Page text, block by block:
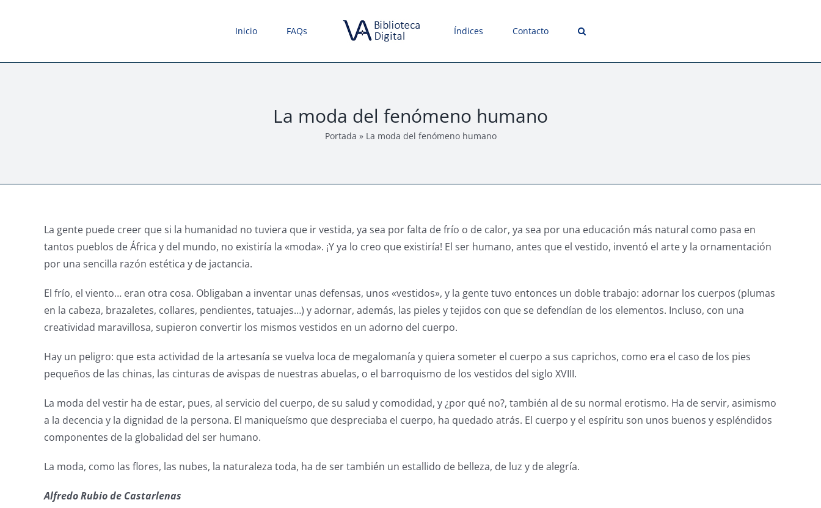
Inicio FAQs Índices Contacto
La moda del fenómeno humano
Portada » La moda del fenómeno humano
La gente puede creer que si la humanidad no tuviera que ir vestida, ya sea por falta de frío o de calor, ya sea por una educación más natural como pasa en
tantos pueblos de África y del mundo, no existiría la «moda». ¡Y ya lo creo que existiría! El ser humano, antes que el vestido, inventó el arte y la ornamentación
por una sencilla razón estética y de jactancia.
El frío, el viento… eran otra cosa. Obligaban a inventar unas defensas, unos «vestidos», y la gente tuvo entonces un doble trabajo: adornar los cuerpos (plumas
en la cabeza, brazaletes, collares, pendientes, tatuajes…) y adornar, además, las pieles y tejidos con que se defendían de los elementos. Incluso, con una
creatividad maravillosa, supieron convertir los mismos vestidos en un adorno del cuerpo.
Hay un peligro: que esta actividad de la artesanía se vuelva loca de megalomanía y quiera someter el cuerpo a sus caprichos, como era el caso de los pies
pequeños de las chinas, las cinturas de avispas de nuestras abuelas, o el barroquismo de los vestidos del siglo XVIII.
La moda del vestir ha de estar, pues, al servicio del cuerpo, de su salud y comodidad, y ¿por qué no?, también al de su normal erotismo. Ha de servir, asimismo
a la decencia y la dignidad de la persona. El maniqueísmo que despreciaba el cuerpo, ha quedado atrás. El cuerpo y el espíritu son unos buenos y espléndidos
componentes de la globalidad del ser humano.
La moda, como las flores, las nubes, la naturaleza toda, ha de ser también un estallido de belleza, de luz y de alegría.
Alfredo Rubio de Castarlenas